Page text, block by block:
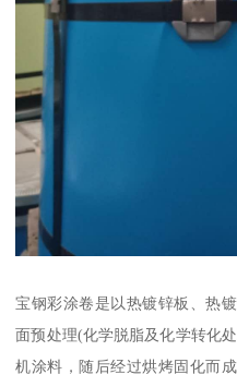
宝钢彩涂卷是以热镀锌板、热
面预处理(化学脱脂及化学转化
机涂料，随后经过烘烤固化而